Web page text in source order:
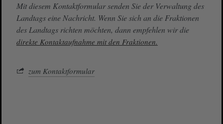
Mit diesem Kontaktformular senden Sie der Verwaltung des
Landtags eine Nachricht. Wenn Sie sich an die Fraktionen
des Landtags richten möchten, dann empfehlen wir die
direkte Kontaktaufnahme mit den Fraktionen.
zum Kontaktformular